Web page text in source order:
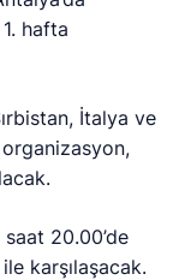
hafta
İtalya ve
20.00’de
karşılaşacak.